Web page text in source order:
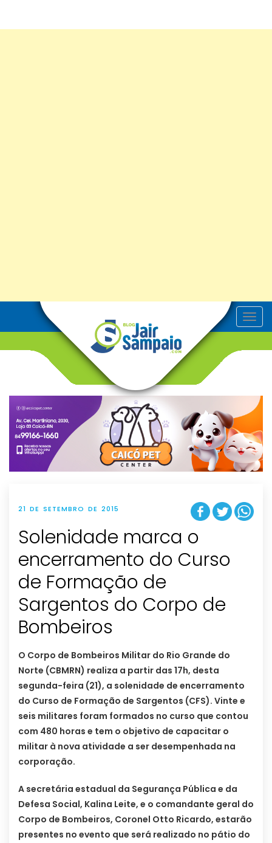
T
o
v
g
t
i
o
n
21 DE SETEMBRO DE 2015
Solenidade marca o
encerramento do Curso
de Formação de
Sargentos do Corpo de
Bombeiros
O Corpo de Bombeiros Militar do Rio Grande do
Norte (CBMRN) realiza a partir das 17h, desta
segunda-feira (21), a solenidade de encerramento
do Curso de Formação de Sargentos (CFS). Vinte e
seis militares foram formados no curso que contou
com 480 horas e tem o objetivo de capacitar o
militar à nova atividade a ser desempenhada na
corporação.
A secretária estadual da Segurança Pública e da
Defesa Social, Kalina Leite, e o comandante geral do
Corpo de Bombeiros, Coronel Otto Ricardo, estarão
presentes no evento que será realizado no pátio do